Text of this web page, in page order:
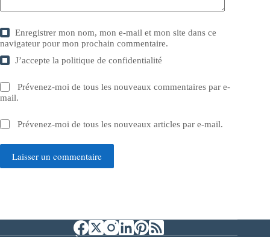
Enregistrer mon nom, mon e-mail et mon site dans ce
navigateur pour mon prochain commentaire.
J’accepte lapolitique de confidentialité
Prévenez-moi de tous les nouveaux commentaires par e-
mail.
Prévenez-moi de tous les nouveaux articles par e-mail.
Laisser un commentaire